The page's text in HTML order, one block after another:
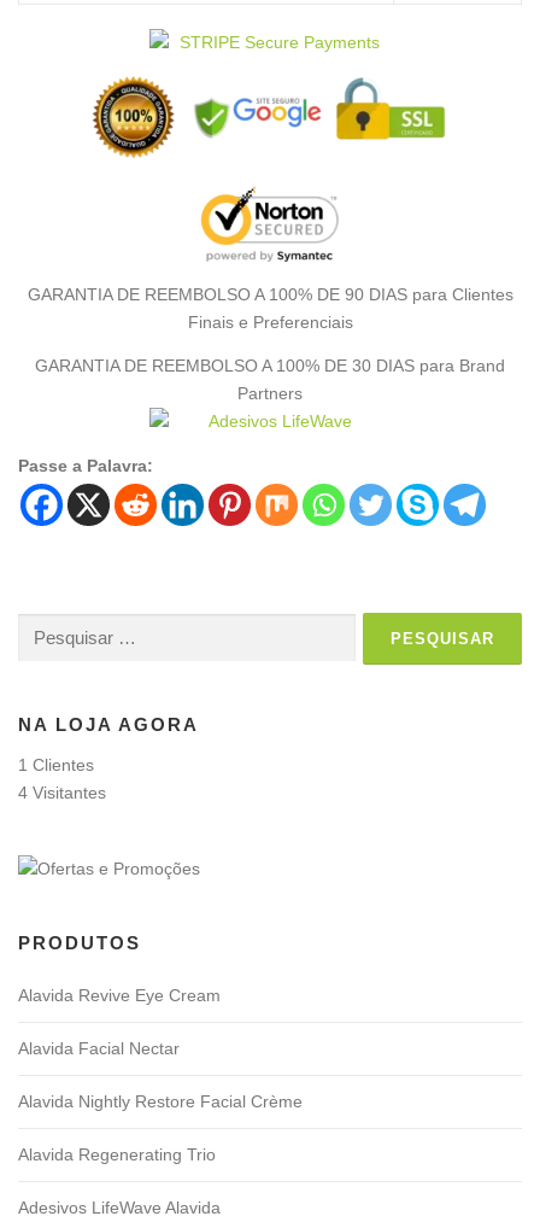
GARANTIA DE REEMBOLSO A 100% DE 90 DIAS para Clientes
Finais e Preferenciais
GARANTIA DE REEMBOLSO A 100% DE 30 DIAS para Brand
Partners
Passe a Palavra:
NA LOJA AGORA
1 Clientes
4 Visitantes
PRODUTOS
Alavida Revive Eye Cream
Alavida Facial Nectar
Alavida Nightly Restore Facial Crème
Alavida Regenerating Trio
Adesivos LifeWave Alavida